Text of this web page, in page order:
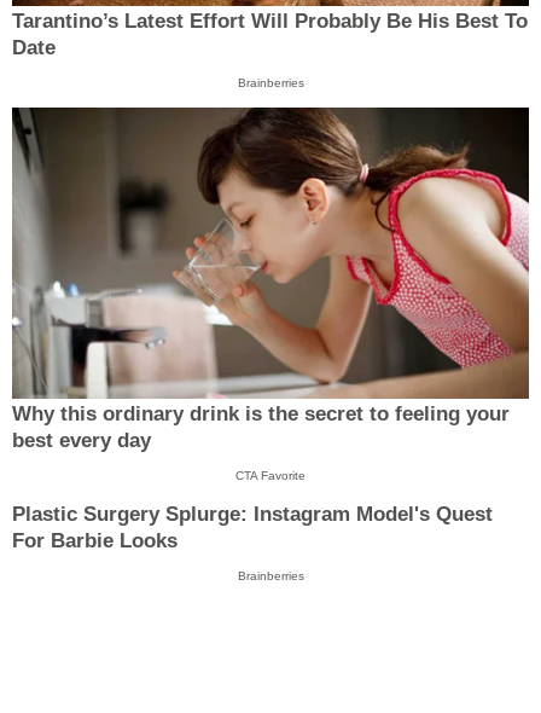
Tarantino’s Latest Effort Will Probably Be His Best To
Date
Brainberries
Why this ordinary drink is the secret to feeling your
best every day
CTA Favorite
Plastic Surgery Splurge: Instagram Model's Quest
For Barbie Looks
Brainberries